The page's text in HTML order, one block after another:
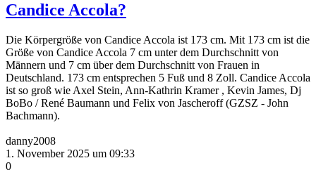
Candice Accola?
Die Körpergröße von Candice Accola ist 173 cm. Mit 173 cm ist die
Größe von Candice Accola 7 cm unter dem Durchschnitt von
Männern und 7 cm über dem Durchschnitt von Frauen in
Deutschland. 173 cm entsprechen 5 Fuß und 8 Zoll. Candice Accola
ist so groß wie Axel Stein, Ann-Kathrin Kramer , Kevin James, Dj
BoBo / René Baumann und Felix von Jascheroff (GZSZ - John
Bachmann).
danny2008
1. November 2025 um 09:33
0